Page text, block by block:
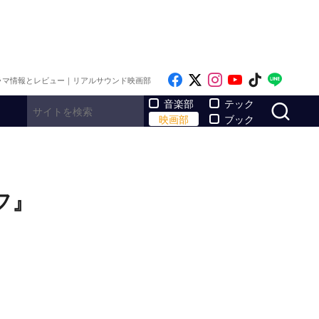
情報とレビュー｜リアルサウンド映画部 Like on Facebook
Follow on x
Follow on
Follow on
Follow
音楽部
映画部
テック
ブック